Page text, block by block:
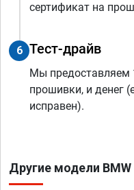
сертификат на
6 Тест-драйв
Мы предоставляем
прошивки, и денег
исправен).
Другие модели BMW